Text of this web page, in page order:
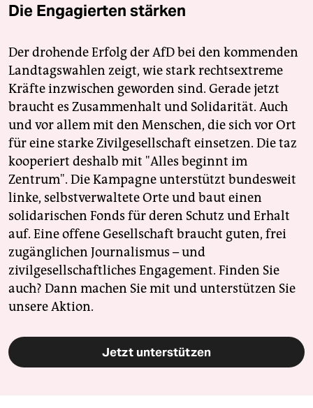
Die Engagierten stärken
Der drohende Erfolg der AfD bei den kommenden
Landtagswahlen zeigt, wie stark rechtsextreme
Kräfte inzwischen geworden sind. Gerade jetzt
braucht es Zusammenhalt und Solidarität. Auch
und vor allem mit den Menschen, die sich vor Ort
für eine starke Zivilgesellschaft einsetzen. Die taz
kooperiert deshalb mit "Alles beginnt im
Zentrum". Die Kampagne unterstützt bundesweit
linke, selbstverwaltete Orte und baut einen
solidarischen Fonds für deren Schutz und Erhalt
auf. Eine offene Gesellschaft braucht guten, frei
zugänglichen Journalismus – und
zivilgesellschaftliches Engagement. Finden Sie
auch? Dann machen Sie mit und unterstützen Sie
unsere Aktion.
Jetzt unterstützen